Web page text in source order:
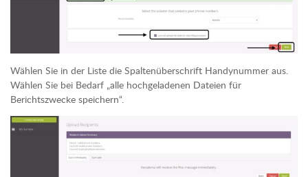
Wählen Sie in der Liste die Spaltenüberschrift Handynummer aus.
Wählen Sie bei Bedarf „alle hochgeladenen Dateien für
Berichtszwecke speichern“.